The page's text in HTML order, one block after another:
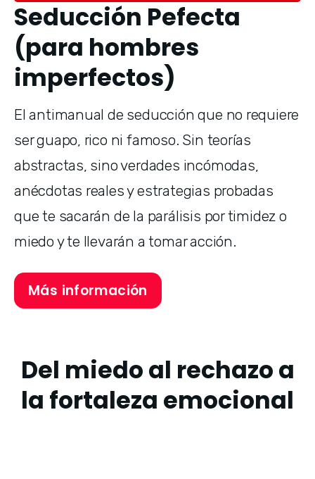
Seducción Pefecta
(para hombres
imperfectos)
El antimanual de seducción que no requiere
ser guapo, rico ni famoso. Sin teorías
abstractas, sino verdades incómodas,
anécdotas reales y estrategias probadas
que te sacarán de la parálisis por timidez o
miedo y te llevarán a tomar acción.
Más información
Del miedo al rechazo a
la fortaleza emocional